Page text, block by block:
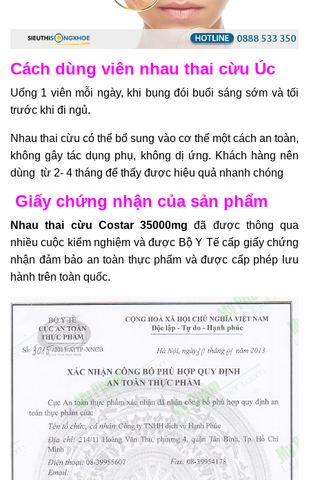
Cách dùng viên nhau thai cừu Úc
Uống 1 viên mỗi ngày, khi bụng đói buổi sáng sớm và tối
trước khi đi ngủ.
Nhau thai cừu có thể bổ sung vào cơ thể một cách an toàn,
không gây tác dụng phụ, không dị ứng. Khách hàng nên
dùng từ 2- 4 tháng để thấy được hiệu quả nhanh chóng
Giấy chứng nhận của sản phẩm
Nhau thai cừu Costar 35000mg đã được thông qua
nhiều cuộc kiểm nghiệm và được Bộ Y Tế cấp giấy chứng
nhận đảm bảo an toàn thực phẩm và được cấp phép lưu
hành trên toàn quốc.